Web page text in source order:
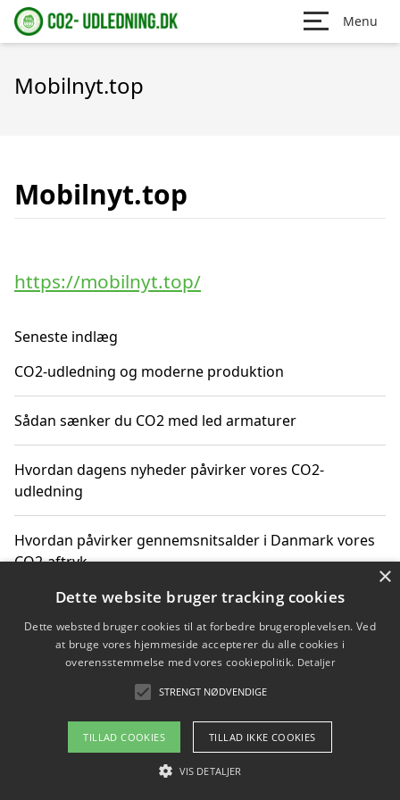
Menu
Mobilnyt.top
Mobilnyt.top
https://mobilnyt.top/
Seneste indlæg
CO2-udledning og moderne produktion
Sådan sænker du CO2 med led armaturer
Hvordan dagens nyheder påvirker vores CO2-
udledning
Hvordan påvirker gennemsnitsalder i Danmark vores
CO2-aftryk
Hvordan nyheder om CO2-udledning påvirker vores
hverdag
Om / kontakt
Blog Betingelser
×
Dette website bruger tracking cookies
Dette websted bruger cookies til at forbedre brugeroplevelsen. Ved
at bruge vores hjemmeside accepterer du alle cookies i
overensstemmelse med vores cookiepolitik. Detaljer
STRENGT NØDVENDIGE
TILLAD COOKIES TILLAD IKKE COOKIES
VIS DETALJER